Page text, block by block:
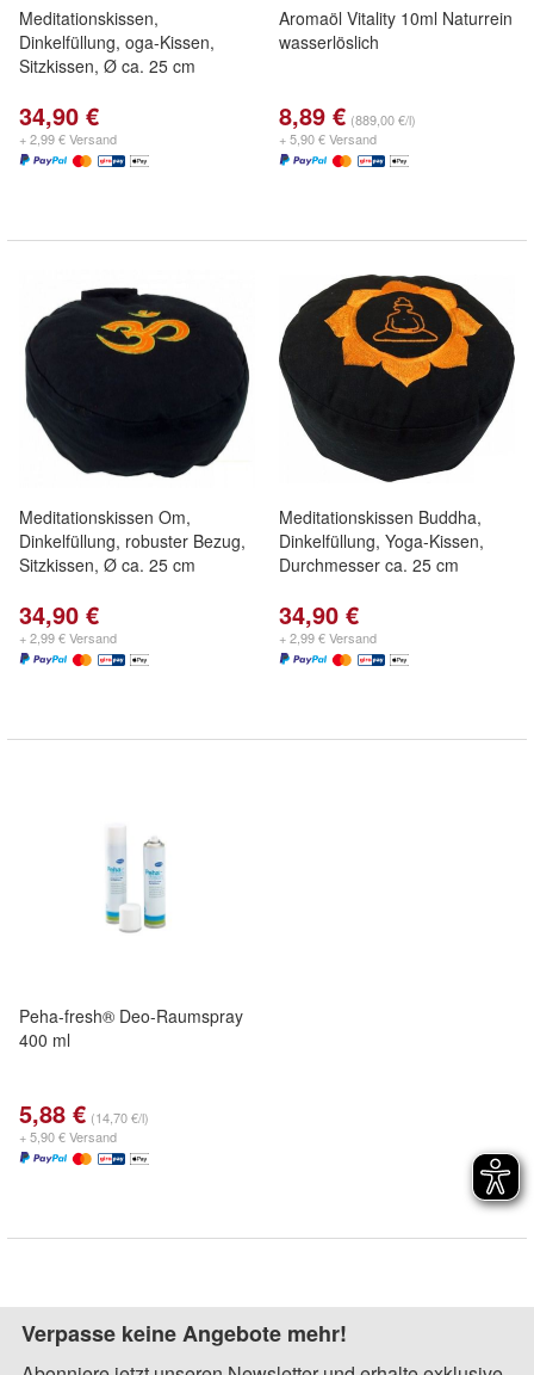
Meditationskissen,
Dinkelfüllung, oga-Kissen,
Sitzkissen, Ø ca. 25 cm
34,90 €
+ 2,99 € Versand
Aromaöl Vitality 10ml Naturrein
wasserlöslich
8,89 € (889,00 €/l)
+ 5,90 € Versand
Meditationskissen Om,
Dinkelfüllung, robuster Bezug,
Sitzkissen, Ø ca. 25 cm
34,90 €
+ 2,99 € Versand
Meditationskissen Buddha,
Dinkelfüllung, Yoga-Kissen,
Durchmesser ca. 25 cm
34,90 €
+ 2,99 € Versand
Peha-fresh® Deo-Raumspray
400 ml
5,88 € (14,70 €/l)
+ 5,90 € Versand
Verpasse keine Angebote mehr!